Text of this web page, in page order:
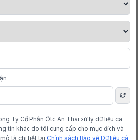
- DỊCH VỤ THẨM ĐỊNH
CHỦ SỞ HỮU CỦA CÔNG
Ty Cổ Phần Ôtô An Thái xử lý dữ liệu cá
tin khác do tôi cung cấp cho mục đích và
tả chi tiết tại Chính sách Bảo vệ Dữ liệu cá